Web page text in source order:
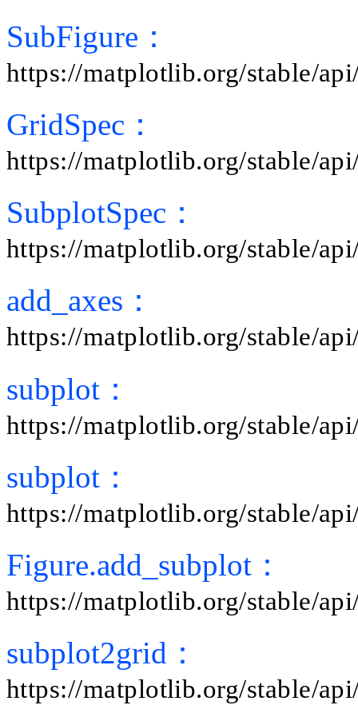
SubFigure：
https://matplotlib.org/stable/
GridSpec：
https://matplotlib.org/stable/
SubplotSpec：
https://matplotlib.org/stable/
add_axes：
https://matplotlib.org/stable/
subplot：
https://matplotlib.org/stable/
subplot：
https://matplotlib.org/stable/
Figure.add_subplot：
https://matplotlib.org/stable/
subplot2grid：
https://matplotlib.org/stable/